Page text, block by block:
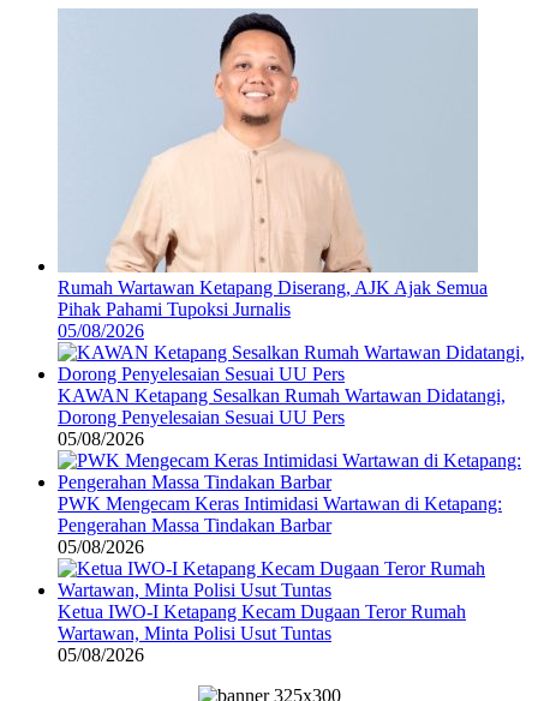
Rumah Wartawan Ketapang Diserang, AJK Ajak Semua
Pihak Pahami Tupoksi Jurnalis
05/08/2026
KAWAN Ketapang Sesalkan Rumah Wartawan Didatangi,
Dorong Penyelesaian Sesuai UU Pers
05/08/2026
PWK Mengecam Keras Intimidasi Wartawan di Ketapang:
Pengerahan Massa Tindakan Barbar
05/08/2026
Ketua IWO-I Ketapang Kecam Dugaan Teror Rumah
Wartawan, Minta Polisi Usut Tuntas
05/08/2026